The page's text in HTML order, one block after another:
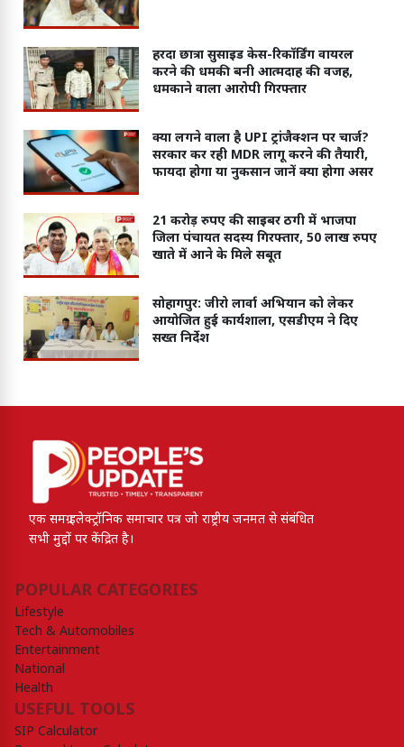
हरदा छात्रा सुसाइड केस-रिकॉर्डिंग वायरल
करने की धमकी बनी आत्मदाह की वजह,
धमकाने वाला आरोपी गिरफ्तार
क्या लगने वाला है UPI ट्रांजैक्शन पर चार्ज?
सरकार कर रही MDR लागू करने की तैयारी,
फायदा होगा या नुकसान जानें क्या होगा असर
21 करोड़ रुपए की साइबर ठगी में भाजपा
जिला पंचायत सदस्य गिरफ्तार, 50 लाख रुपए
खाते में आने के मिले सबूत
सोहागपुर: जीरो लार्वा अभियान को लेकर
आयोजित हुई कार्यशाला, एसडीएम ने दिए
सख्त निर्देश
एक समग्र इलेक्ट्रॉनिक समाचार पत्र जो राष्ट्रीय जनमत से संबंधित
सभी मुद्दों पर केंद्रित है।
POPULAR CATEGORIES
Lifestyle
Tech & Automobiles
Entertainment
National
Health
USEFUL TOOLS
SIP Calculator